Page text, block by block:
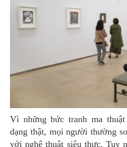
Vì những bức tranh ma thuật của ông vượt xa hình
dạng thật, mọi người thường
với nghệ thuật siêu thực. Tuy